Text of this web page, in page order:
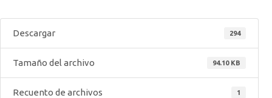
Descargar 294
Tamaño del archivo 94.10 KB
Recuento de archivos 1